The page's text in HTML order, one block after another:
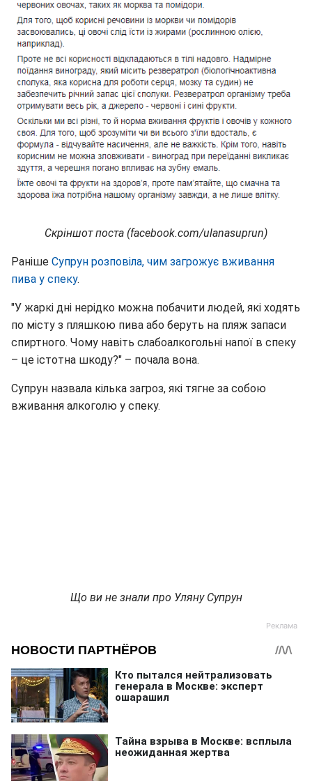
Скріншот поста (facebook.com/ulanasuprun)
Раніше Супрун розповіла, чим загрожує вживання
пива у спеку.
"У жаркі дні нерідко можна побачити людей, які ходять
по місту з пляшкою пива або беруть на пляж запаси
спиртного. Чому навіть слабоалкогольні напої в спеку
– це істотна шкоду?" – почала вона.
Супрун назвала кілька загроз, які тягне за собою
вживання алкоголю у спеку.
Що ви не знали про Уляну Супрун